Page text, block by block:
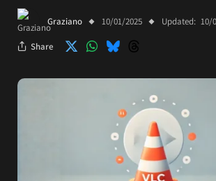
Graziano 10/01/2025 Updated: 10/
Share